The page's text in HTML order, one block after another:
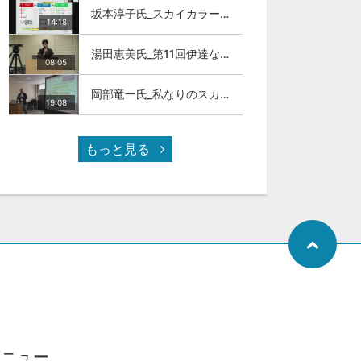
14:18
坂本淳子氏_スカイカラー人材とは
08:05
湯田恵美氏_第11回伊達な大学院セミナー
19:08
岡部竜一氏_私なりのスカイカラ―人材
もっと見る
ニュー